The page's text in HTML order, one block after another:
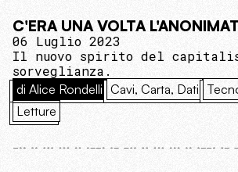
C'ERA UNA VOLTA
06 Luglio 2023
Il nuovo spirito del
sorveglianza.
di Alice Rondelli Cavi, Carta, Dati
Letture